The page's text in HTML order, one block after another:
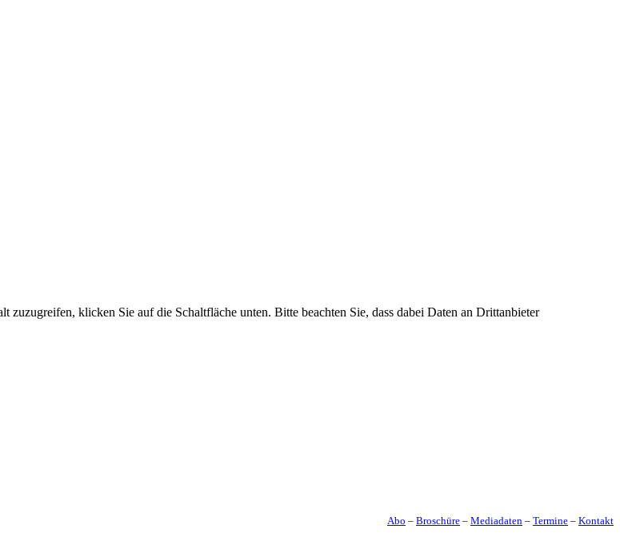
zuzugreifen, klicken Sie auf die Schaltfläche unten. Bitte beachten Sie, dass dabei Daten an Drittanbieter
Abo – Broschüre – Mediadaten – Termine – Kontakt